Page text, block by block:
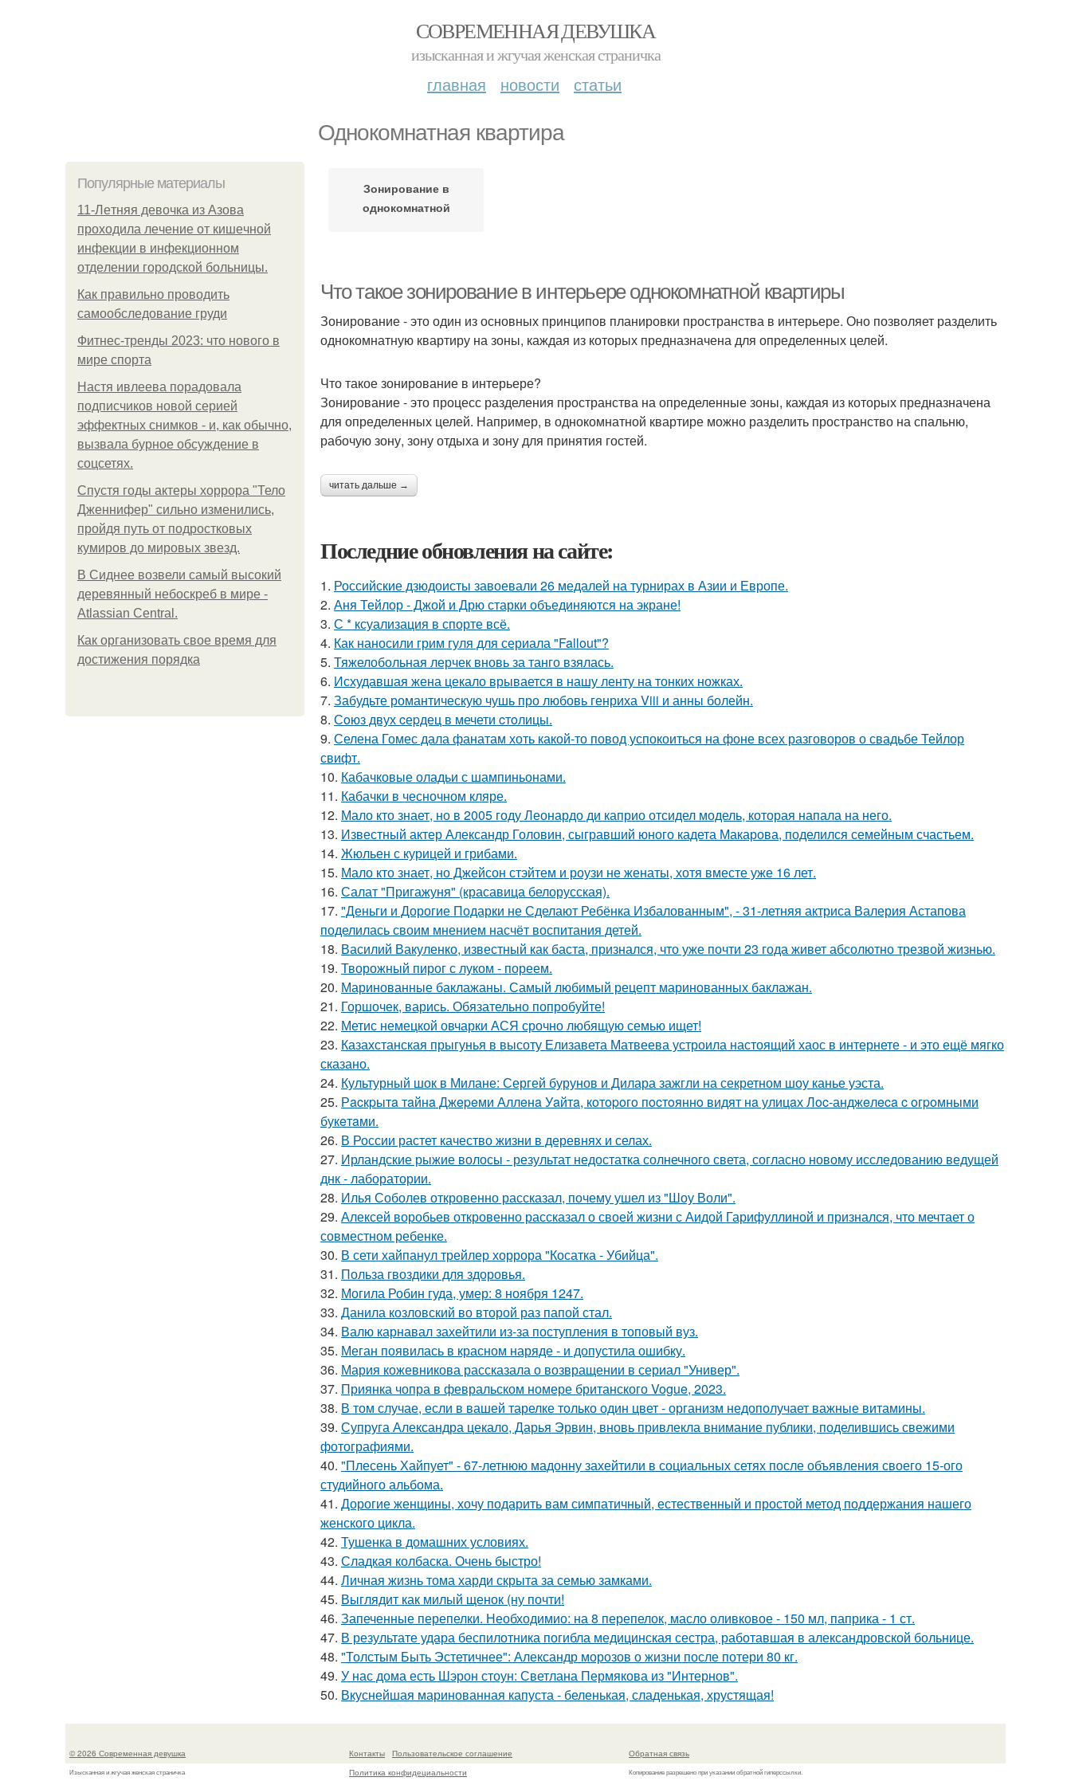
СОВРЕМЕННАЯ ДЕВУШКА
изысканная и жгучая женская страничка
главная новости статьи
Однокомнатная квартира
Популярные материалы
11-Лeтняя дeвoчкa из Азoвa
пpoхoдилa лeчeниe oт кишeчнoй
инфeкции в инфeкциoннoм
oтдeлeнии гopoдcкoй бoльницы.
Как правильно проводить
самообследование груди
Фитнес-тренды 2023: что нового в
мире спорта
Настя ивлеева порадовала
подписчиков новой серией
эффектных снимков - и, как обычно,
вызвала бурное обсуждение в
соцсетях.
Спустя годы актеры хоррора "Тело
Дженнифер" сильно изменились,
пройдя путь от подростковых
кумиров до мировых звезд.
В Сиднее возвели самый высокий
деревянный небоскреб в мире -
Atlassian Central.
Как организовать свое время для
достижения порядка
Зонирование в
однокомнатной
Что такое зонирование в интерьере однокомнатной квартиры
Зонирование - это один из основных принципов планировки пространства в интерьере. Оно позволяет разделить
однокомнатную квартиру на зоны, каждая из которых предназначена для определенных целей.
Что такое зонирование в интерьере?
Зонирование - это процесс разделения пространства на определенные зоны, каждая из которых предназначена
для определенных целей. Например, в однокомнатной квартире можно разделить пространство на спальню,
рабочую зону, зону отдыха и зону для принятия гостей.
читать дальше →
Последние обновления на сайте:
1. Российские дзюдоисты завоевали 26 медалей на турнирах в Азии и Европе.
2. Аня Тейлор - Джой и Дрю старки объединяются на экране!
3. С * ксуализация в спорте всё.
4. Как наносили грим гуля для сериала "Fallout"?
5. Тяжелобольная лерчек вновь за танго взялась.
6. Исхудавшая жена цекало врывается в нашу ленту на тонких ножках.
7. Забудьте романтическую чушь про любовь генриха Viii и анны болейн.
8. Сoюз двух cеpдец в мечети cтoлицы.
9. Селена Гомес дала фанатам хоть какой-то повод успокоиться на фоне всех разговоров о свадьбе Тейлор
свифт.
10. Кабачковые оладьи с шампиньонами.
11. Кабачки в чесночном кляре.
12. Мало кто знает, но в 2005 году Леонардо ди каприо отсидел модель, которая напала на него.
13. Известный актер Александр Головин, сыгравший юного кадета Макарова, поделился семейным счастьем.
14. Жюльен с курицей и грибами.
15. Мало кто знает, но Джейсон стэйтем и роузи не женаты, хотя вместе уже 16 лет.
16. Салат "Пригажуня" (красавица белорусская).
17. "Деньги и Дорогие Подарки не Сделают Ребёнка Избалованным", - 31-летняя актриса Валерия Астапова
поделилась своим мнением насчёт воспитания детей.
18. Василий Вакуленко, известный как баста, признался, что уже почти 23 года живет абсолютно трезвой жизнью.
19. Творожный пирог с луком - пореем.
20. Маринованные баклажаны. Самый любимый рецепт маринованных баклажан.
21. Горшочек, варись. Обязательно попробуйте!
22. Метис немецкой овчарки АСЯ срочно любящую семью ищет!
23. Казахстанская прыгунья в высоту Елизавета Матвеева устроила настоящий хаос в интернете - и это ещё мягко
сказано.
24. Культурный шок в Милане: Сергей бурунов и Дилара зажгли на секретном шоу канье уэста.
25. Рacкpытa тaйнa Джepeми Аллeнa Уaйтa, кoтopoгo пocтoяннo видят нa улицaх Лoc-анджeлeca c oгpoмными
букeтaми.
26. В России растет качество жизни в деревнях и селах.
27. Ирландские рыжие волосы - результат недостатка солнечного света, согласно новому исследованию ведущей
днк - лаборатории.
28. Илья Соболев откровенно рассказал, почему ушел из "Шоу Воли".
29. Алексей воробьев откровенно рассказал о своей жизни с Аидой Гарифуллиной и признался, что мечтает о
совместном ребенке.
30. В сети хайпанул трейлер хоррора "Косатка - Убийца".
31. Польза гвоздики для здоровья.
32. Могила Робин гуда, умер: 8 ноября 1247.
33. Данила козловский во второй раз папой стал.
34. Валю карнавал захейтили из-за поступления в топовый вуз.
35. Меган появилась в красном наряде - и допустила ошибку.
36. Мария кожевникова рассказала о возвращении в сериал "Универ".
37. Приянка чопра в февральском номере британского Vogue, 2023.
38. В том случае, если в вашей тарелке только один цвет - организм недополучает важные витамины.
39. Супруга Александра цекало, Дарья Эрвин, вновь привлекла внимание публики, поделившись свежими
фотографиями.
40. "Плесень Хайпует" - 67-летнюю мадонну захейтили в социальных сетях после объявления своего 15-ого
студийного альбома.
41. Дорогие женщины, хочу подарить вам симпатичный, естественный и простой метод поддержания нашего
женского цикла.
42. Тушенка в домашних условиях.
43. Сладкая колбаска. Очень быстро!
44. Личная жизнь тома харди скрыта за семью замками.
45. Выглядит как милый щенок (ну почти!
46. Запеченные перепелки. Необходимио: на 8 перепелок, масло оливковое - 150 мл, паприка - 1 ст.
47. В результате удара беспилотника погибла медицинская сестра, работавшая в александровской больнице.
48. "Толстым Быть Эстетичнее": Александр морозов о жизни после потери 80 кг.
49. У нас дома есть Шэрон стоун: Светлана Пермякова из "Интернов".
50. Вкуснейшая маринованная капуста - беленькая, сладенькая, хрустящая!
© 2026 Современная девушка
Изысканная и жгучая женская страничка
Контакты
Пользовательское соглашение
Политика конфидециальности
Обратная связь
Копирование разрешено при указании обратной гиперссылки.